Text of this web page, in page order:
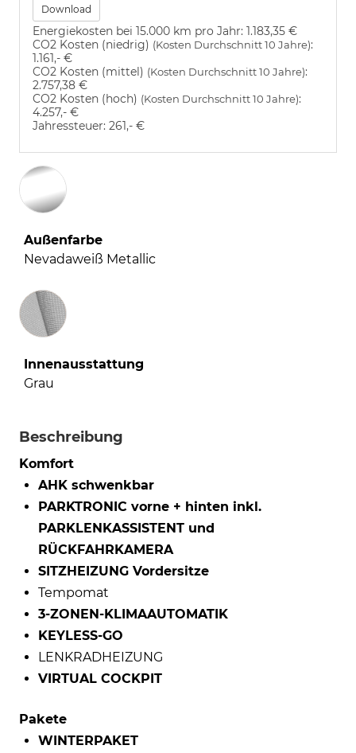
Download
Energiekosten bei 15.000 km pro Jahr: 1.183,35 €
CO2 Kosten (niedrig) (Kosten Durchschnitt 10 Jahre):
1.161,- €
CO2 Kosten (mittel) (Kosten Durchschnitt 10 Jahre):
2.757,38 €
CO2 Kosten (hoch) (Kosten Durchschnitt 10 Jahre):
4.257,- €
Jahressteuer: 261,- €
Außenfarbe
Nevadaweiß Metallic
Innenausstattung
Innenausstattung
Grau
Beschreibung
Komfort
AHK schwenkbar
PARKTRONIC vorne + hinten inkl.
PARKLENKASSISTENT und
RÜCKFAHRKAMERA
SITZHEIZUNG Vordersitze
Tempomat
3-ZONEN-KLIMAAUTOMATIK
KEYLESS-GO
LENKRADHEIZUNG
VIRTUAL COCKPIT
Pakete
WINTERPAKET